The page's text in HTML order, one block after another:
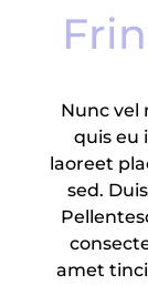
Nunc vel
quis eu
laoreet
sed.
amet